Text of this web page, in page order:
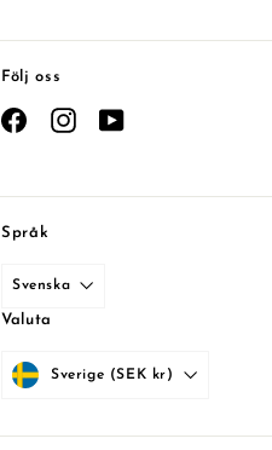
Följ oss
FacebookInstagram
Språk
Svenska
Valuta
Sverige (SEK kr)